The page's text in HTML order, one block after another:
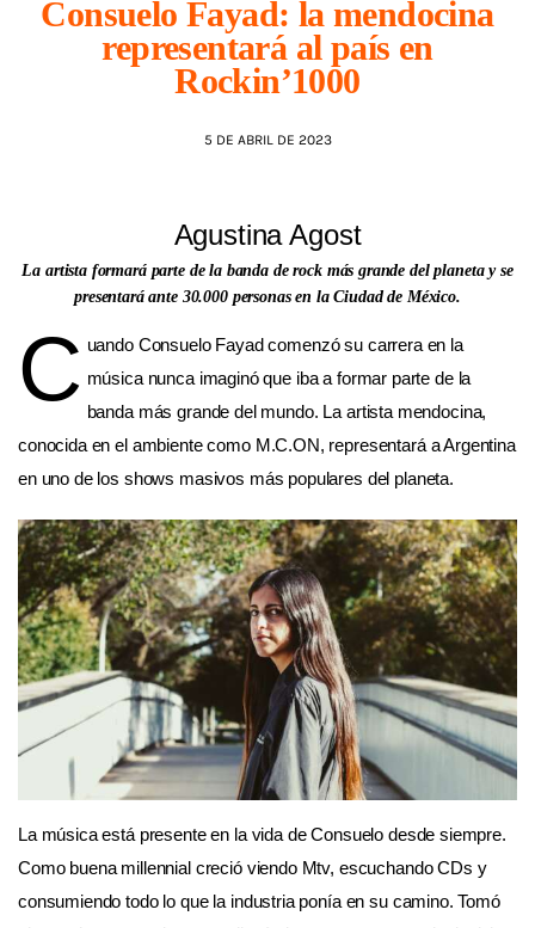
AGENDA
Consuelo Fayad: la mendocina
representará al país en
Rockin’1000
5 DE ABRIL DE 2023
Agustina Agost
La artista formará parte de la banda de rock más grande del planeta y se
presentará ante 30.000 personas en la Ciudad de México.
C uando Consuelo Fayad comenzó su carrera en la
música nunca imaginó que iba a formar parte de la
banda más grande del mundo. La artista mendocina,
conocida en el ambiente como M.C.ON, representará a Argentina
en uno de los shows masivos más populares del planeta.
La música está presente en la vida de Consuelo desde siempre.
Como buena millennial creció viendo Mtv, escuchando CDs y
consumiendo todo lo que la industria ponía en su camino. Tomó